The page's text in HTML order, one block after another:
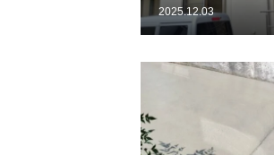
2025.12.03